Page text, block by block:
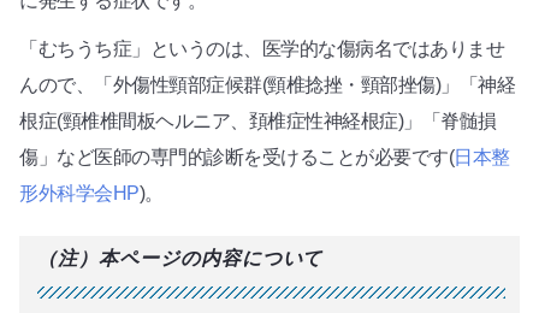
「むちうち症」というのは、医学的な傷病名ではありませ
んので、「外傷性頸部症候群(頸椎捻挫・頸部挫傷)」「神経
根症(頸椎椎間板ヘルニア、頚椎症性神経根症)」「脊髄損
傷」など医師の専門的診断を受けることが必要です(日本整
形外科学会HP)。
（注）本ページの内容について